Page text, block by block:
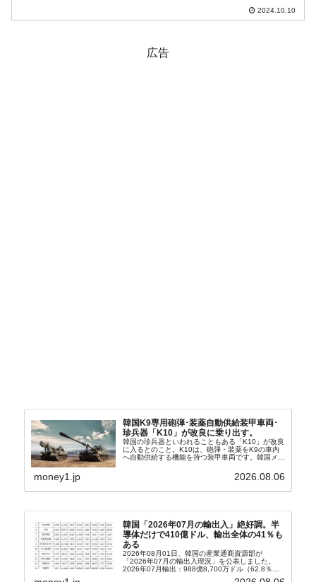
『Investing.com』より引用）。上げ始ま
2024.10.10
広告
韓国K9専用砲弾･装薬自動供給装甲車両･
珍兵器「K10」が改良に乗り出す。
韓国の珍兵器といわれることもある「K10」が改良
に入るとのこと。K10は、砲弾・装薬をK9の車内
へ自動供給する機能を持つ装甲車両です。韓国メデ
から以下に一部を引きます。2005年に初めて...
money1.jp 2026.08.06
韓国「2026年07月の輸出入」絶好調。半
導体だけで410億ドル、輸出全体の41％も
ある
2026年08月01日、韓国の産業通商資源部が
「2026年07月の輸出入現況」を公表しました。
2026年07月輸出：988億8,700万ドル（62.8％）